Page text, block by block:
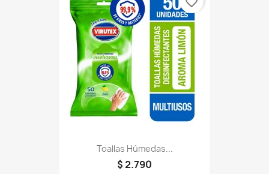
Toallas Húmedas...
$ 2.790